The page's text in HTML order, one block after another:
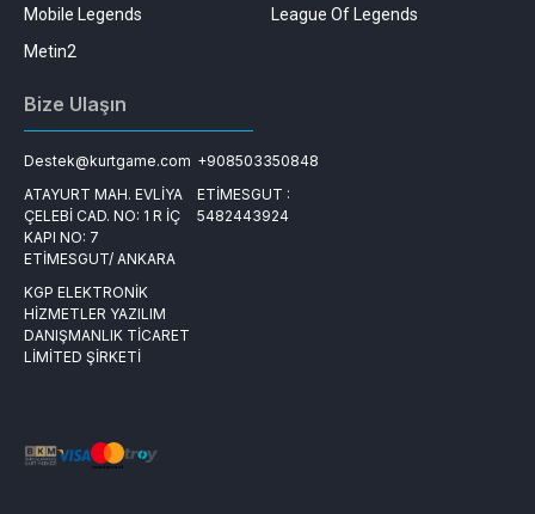
Mobile Legends
League Of Legends
Metin2
Bize Ulaşın
Destek@kurtgame.com +908503350848
ATAYURT MAH. EVLİYA
ÇELEBİ CAD. NO: 1 R İÇ
KAPI NO: 7
ETİMESGUT/ ANKARA
ETİMESGUT :
5482443924
KGP ELEKTRONİK
HİZMETLER YAZILIM
DANIŞMANLIK TİCARET
LİMİTED ŞİRKETİ